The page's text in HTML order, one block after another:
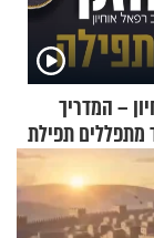
– המדריך
מתפללים תפילת